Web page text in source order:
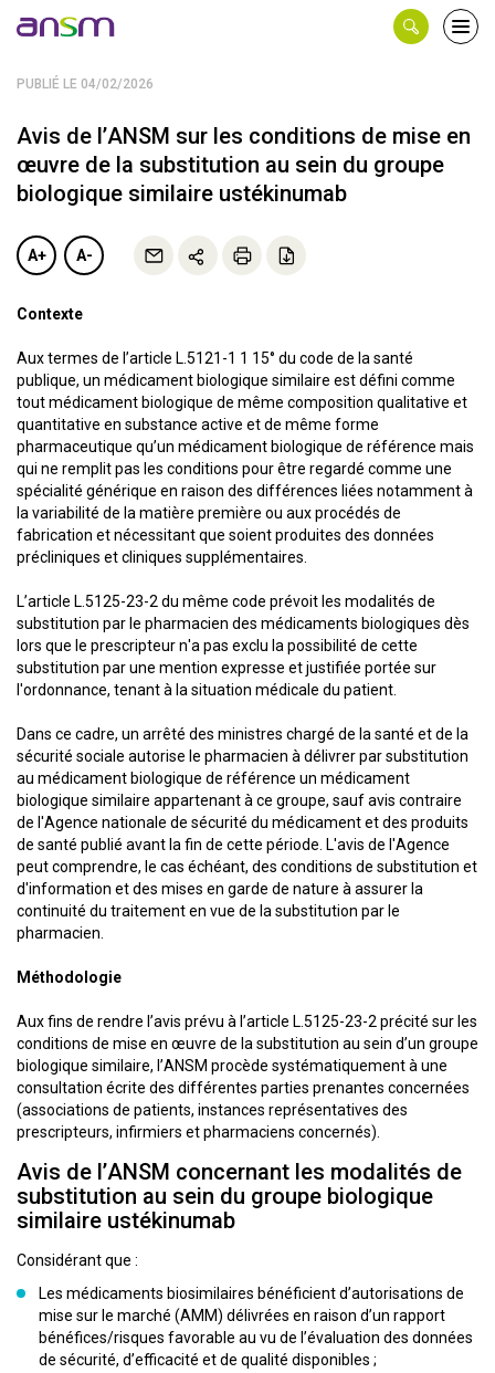
PUBLIÉ LE 04/02/2026
Avis de l’ANSM sur les conditions de mise en
œuvre de la substitution au sein du groupe
biologique similaire ustékinumab
A+ A-
Contexte
Aux termes de l’article L.5121-1 1 15° du code de la santé
publique, un médicament biologique similaire est défini comme
tout médicament biologique de même composition qualitative et
quantitative en substance active et de même forme
pharmaceutique qu’un médicament biologique de référence mais
qui ne remplit pas les conditions pour être regardé comme une
spécialité générique en raison des différences liées notamment à
la variabilité de la matière première ou aux procédés de
fabrication et nécessitant que soient produites des données
précliniques et cliniques supplémentaires.
L’article L.5125-23-2 du même code prévoit les modalités de
substitution par le pharmacien des médicaments biologiques dès
lors que le prescripteur n'a pas exclu la possibilité de cette
substitution par une mention expresse et justifiée portée sur
l'ordonnance, tenant à la situation médicale du patient.
Dans ce cadre, un arrêté des ministres chargé de la santé et de la
sécurité sociale autorise le pharmacien à délivrer par substitution
au médicament biologique de référence un médicament
biologique similaire appartenant à ce groupe, sauf avis contraire
de l'Agence nationale de sécurité du médicament et des produits
de santé publié avant la fin de cette période. L'avis de l'Agence
peut comprendre, le cas échéant, des conditions de substitution et
d'information et des mises en garde de nature à assurer la
continuité du traitement en vue de la substitution par le
pharmacien.
Méthodologie
Aux fins de rendre l’avis prévu à l’article L.5125-23-2 précité sur les
conditions de mise en œuvre de la substitution au sein d’un groupe
biologique similaire, l’ANSM procède systématiquement à une
consultation écrite des différentes parties prenantes concernées
(associations de patients, instances représentatives des
prescripteurs, infirmiers et pharmaciens concernés).
Avis de l’ANSM concernant les modalités de
substitution au sein du groupe biologique
similaire ustékinumab
Considérant que :
Les médicaments biosimilaires bénéficient d’autorisations de
mise sur le marché (AMM) délivrées en raison d’un rapport
bénéfices/risques favorable au vu de l’évaluation des données
de sécurité, d’efficacité et de qualité disponibles ;